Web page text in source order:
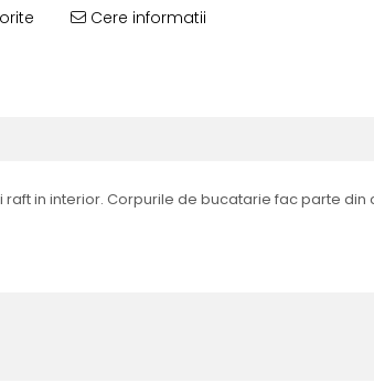
Cere informatii
in interior. Corpurile de bucatarie fac parte